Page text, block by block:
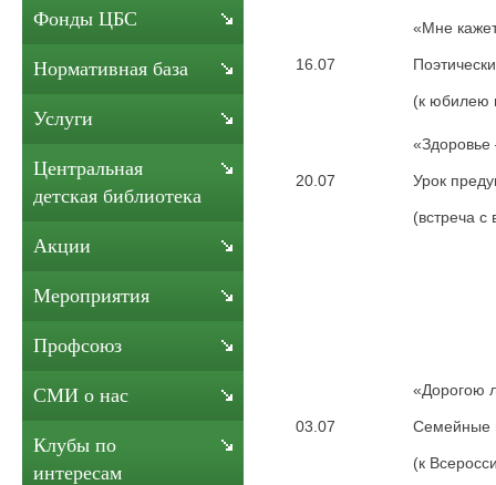
16.07
«Мне
(к юбилею
20.07
«Здоровье
Урок
(встреча с
03.07
«Дорогою
Семейные
(к
Фонды ЦБС
Нормативная база
Услуги
Центральная
детская библиотека
Акции
Мероприятия
Профсоюз
СМИ о нас
Клубы по
интересам